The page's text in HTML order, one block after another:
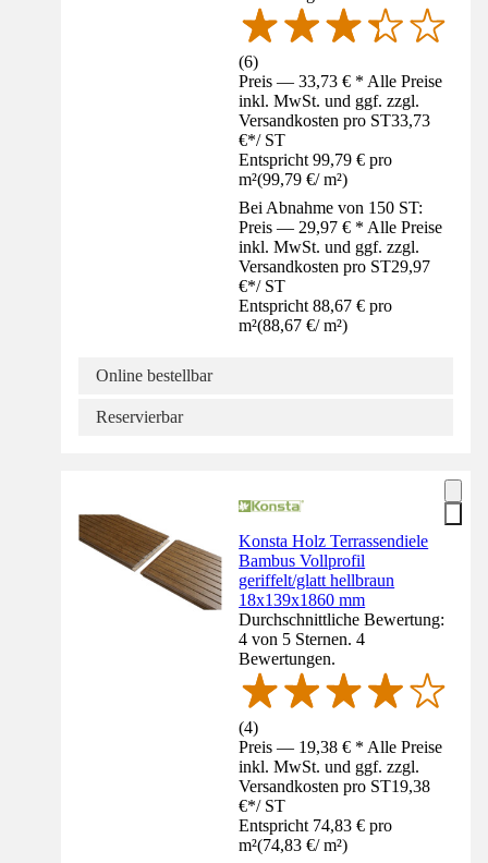
(6)
Preis — 33,73 € * Alle Preise
inkl. MwSt. und ggf. zzgl.
Versandkosten pro ST33,73
€*/ ST
Entspricht 99,79 € pro
m²(99,79 €/ m²)
Bei Abnahme von 150 ST:
Preis — 29,97 € * Alle Preise
inkl. MwSt. und ggf. zzgl.
Versandkosten pro ST29,97
€*/ ST
Entspricht 88,67 € pro
m²(88,67 €/ m²)
Online bestellbar
Reservierbar
Konsta Holz Terrassendiele
Bambus Vollprofil
geriffelt/glatt hellbraun
18x139x1860 mm
Durchschnittliche Bewertung:
4 von 5 Sternen. 4
Bewertungen.
(4)
Preis — 19,38 € * Alle Preise
inkl. MwSt. und ggf. zzgl.
Versandkosten pro ST19,38
€*/ ST
Entspricht 74,83 € pro
m²(74,83 €/ m²)